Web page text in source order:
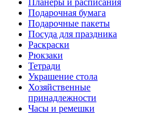
Планеры и расписания
Подарочная бумага
Подарочные пакеты
Посуда для праздника
Раскраски
Рюкзаки
Тетради
Украшение стола
Хозяйственные
принадлежности
Часы и ремешки